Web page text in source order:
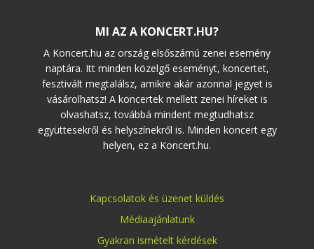
MI AZ A KONCERT.HU?
A Koncert.hu az ország elsőszámú zenei esemény
naptára. Itt minden közelgő eseményt, koncertet,
fesztivált megtalálsz, amikre akár azonnal jegyet is
vásárolhatsz! A koncertek mellett zenei híreket is
olvashatsz, továbbá mindent megtudhatsz
együttesekről és helyszínekről is. Minden koncert egy
helyen, ez a Koncert.hu.
Kapcsolatok és üzenet küldés
Médiaajánlatunk
Gyakran ismételt kérdések